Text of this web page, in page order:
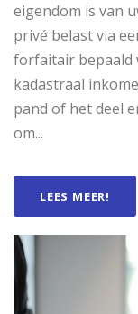
eigendom is van
privé belast via
forfaitair bepaald
kadastraal
pand of het deel
om...
LEES MEER!